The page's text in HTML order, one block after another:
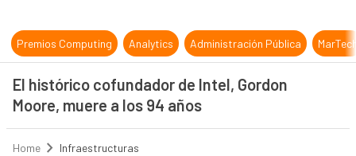
Premios Computing Analytics Administración Pública
El histórico cofundador de Intel, Gordon
Moore, muere a los 94 años
Home Infraestructuras